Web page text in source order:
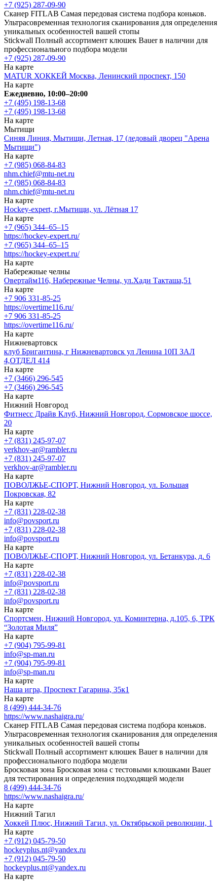
+7 (925) 287-09-90
Сканер FITLAB Самая передовая система подбора коньков.
Ультрасовременная технология сканирования для определения
уникальных особенностей вашей стопы
Stickwall Полный ассортимент клюшек Bauer в наличии для
профессионального подбора модели
+7 (925) 287-09-90
На карте
MATUR ХОККЕЙ Москва, Ленинский проспект, 150
На карте
Ежедневно, 10:00–20:00
+7 (495) 198-13-68
+7 (495) 198-13-68
На карте
Мытищи
Синяя Линия, Мытищи, Летная, 17 (ледовый дворец "Арена
Мытищи")
На карте
+7 (985) 068-84-83
nhm.chief@mtu-net.ru
+7 (985) 068-84-83
nhm.chief@mtu-net.ru
На карте
Hockey-expert, г.Мытищи, ул. Лётная 17
На карте
+7 (965) 344–65–15
https://hockey-expert.ru/
+7 (965) 344–65–15
https://hockey-expert.ru/
На карте
Набережные челны
Овертайм116, Набережные Челны, ул.Хади Такташа,51
На карте
+7 906 331-85-25
https://overtime116.ru/
+7 906 331-85-25
https://overtime116.ru/
На карте
Нижневартовск
клуб Бригантина, г Нижневартовск ул Ленина 10П ЗАЛ
4,ОТДЕЛ 414
На карте
+7 (3466) 296-545
+7 (3466) 296-545
На карте
Нижний Новгород
Фитнесс Драйв Клуб, Нижний Новгород, Сормовское шоссе,
20
На карте
+7 (831) 245-97-07
verkhov-ar@rambler.ru
+7 (831) 245-97-07
verkhov-ar@rambler.ru
На карте
ПОВОЛЖЬЕ-СПОРТ, Нижний Новгород, ул. Большая
Покровская, 82
На карте
+7 (831) 228-02-38
info@povsport.ru
+7 (831) 228-02-38
info@povsport.ru
На карте
ПОВОЛЖЬЕ-СПОРТ, Нижний Новгород, ул. Бетанкура, д. 6
На карте
+7 (831) 228-02-38
info@povsport.ru
+7 (831) 228-02-38
info@povsport.ru
На карте
Спортсмен, Нижний Новгород, ул. Коминтерна, д.105, 6, ТРК
“Золотая Миля”
На карте
+7 (904) 795-99-81
info@sp-man.ru
+7 (904) 795-99-81
info@sp-man.ru
На карте
Наша игра, Проспект Гагарина, 35к1
На карте
8 (499) 444-34-76
https://www.nashaigra.ru/
Сканер FITLAB Самая передовая система подбора коньков.
Ультрасовременная технология сканирования для определения
уникальных особенностей вашей стопы
Stickwall Полный ассортимент клюшек Bauer в наличии для
профессионального подбора модели
Бросковая зона Бросковая зона с тестовыми клюшками Bauer
для тестирования и определения подходящей модели
8 (499) 444-34-76
https://www.nashaigra.ru/
На карте
Нижний Тагил
Хоккей Плюс, Нижний Тагил, ул. Октябрьской революции, 1
На карте
+7 (912) 045-79-50
hockeyplus.nt@yandex.ru
+7 (912) 045-79-50
hockeyplus.nt@yandex.ru
На карте